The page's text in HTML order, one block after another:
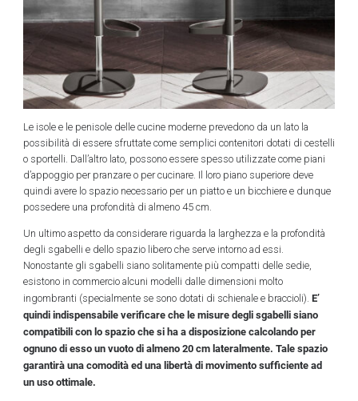
Le isole e le penisole delle cucine moderne prevedono da un lato la
possibilità di essere sfruttate come semplici contenitori dotati di cestelli
o sportelli. Dall’altro lato, possono essere spesso utilizzate come piani
d’appoggio per pranzare o per cucinare. Il loro piano superiore deve
quindi avere lo spazio necessario per un piatto e un bicchiere e dunque
possedere una profondità di almeno 45 cm.
Un ultimo aspetto da considerare riguarda la larghezza e la profondità
degli sgabelli e dello spazio libero che serve intorno ad essi.
Nonostante gli sgabelli siano solitamente più compatti delle sedie,
esistono in commercio alcuni modelli dalle dimensioni molto
ingombranti (specialmente se sono dotati di schienale e braccioli). E’
quindi indispensabile verificare che le misure degli sgabelli siano
compatibili con lo spazio che si ha a disposizione calcolando per
ognuno di esso un vuoto di almeno 20 cm lateralmente. Tale spazio
garantirà una comodità ed una libertà di movimento sufficiente ad
un uso ottimale.